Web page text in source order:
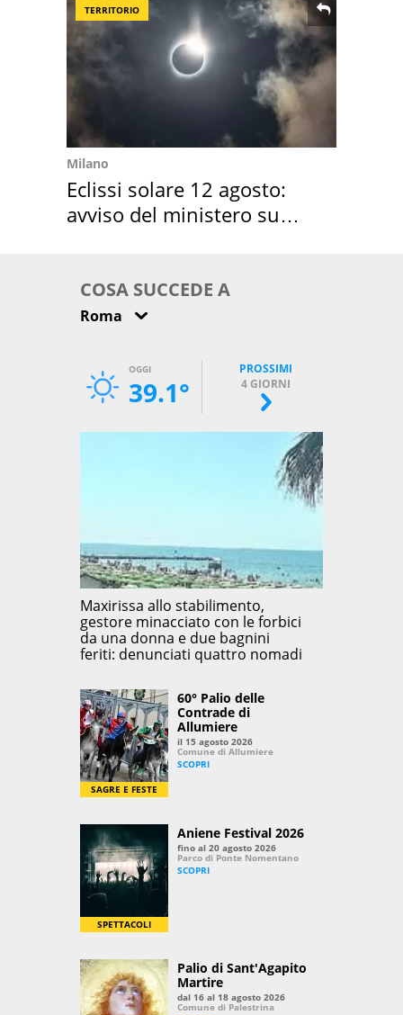
TERRITORIO
Milano
Eclissi solare 12 agosto:
avviso del ministero su